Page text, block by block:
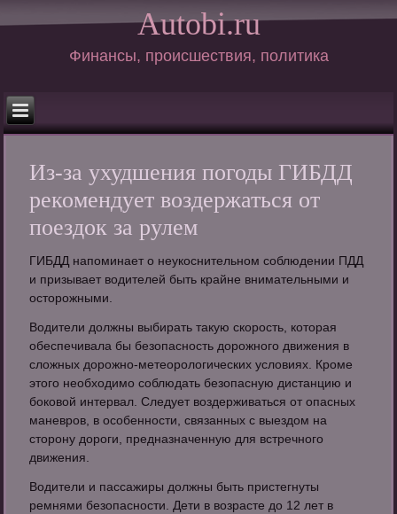
Autobi.ru
Финансы, происшествия, политика
Из-за ухудшения погоды ГИБДД
рекомендует воздержаться от
поездок за рулем
ГИБДД напоминает о неукоснительном соблюдении ПДД
и призывает водителей быть крайне внимательными и
осторожными.
Водители должны выбирать такую скорость, которая
обеспечивала бы безопасность дорожного движения в
сложных дорожно-метеорологических условиях. Кроме
этого необходимо соблюдать безопасную дистанцию и
боковой интервал. Следует воздерживаться от опасных
маневров, в особенности, связанных с выездом на
сторону дороги, предназначенную для встречного
движения.
Водители и пассажиры должны быть пристегнуты
ремнями безопасности. Дети в возрасте до 12 лет в